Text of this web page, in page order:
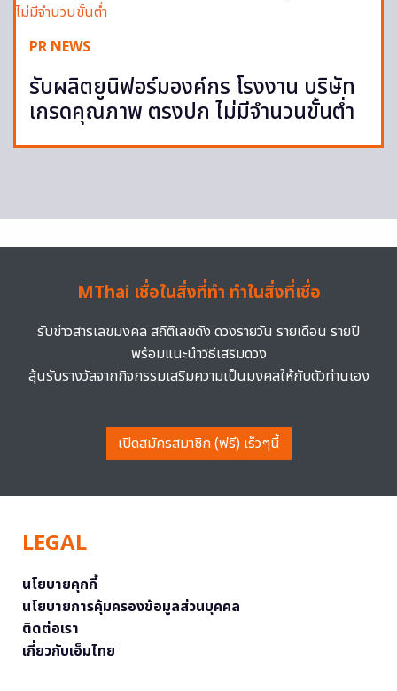
PR NEWS
รับผลิตยูนิฟอร์มองค์กร โรงงาน บริษัท
เกรดคุณภาพ ตรงปก ไม่มีจำนวนขั้นต่ำ
MThai เชื่อในสิ่งที่ทำ ทำในสิ่งที่เชื่อ
รับข่าวสารเลขมงคล สถิติเลขดัง ดวงรายวัน รายเดือน รายปี
พร้อมแนะนำวิธีเสริมดวง
ลุ้นรับรางวัลจากกิจกรรมเสริมความเป็นมงคลให้กับตัวท่านเอง
เปิดสมัครสมาชิก (ฟรี) เร็วๆนี้
LEGAL
นโยบายคุกกี้
นโยบายการคุ้มครองข้อมูลส่วนบุคคล
ติดต่อเรา
เกี่ยวกับเอ็มไทย